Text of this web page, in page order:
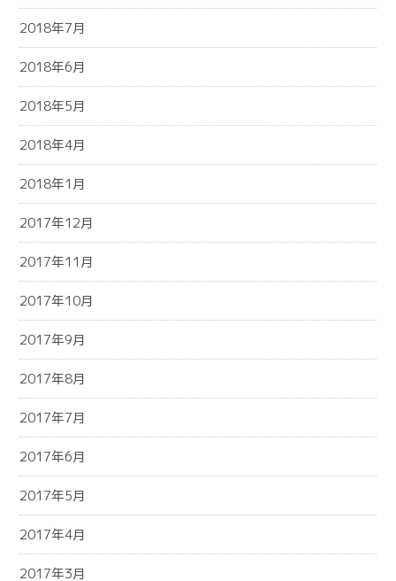
2018年7月
2018年6月
2018年5月
2018年4月
2018年1月
2017年12月
2017年11月
2017年10月
2017年9月
2017年8月
2017年7月
2017年6月
2017年5月
2017年4月
2017年3月